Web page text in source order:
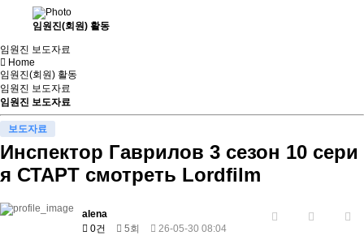
임원진(회원) 활동
임원진 보도자료
Home
임원진(회원) 활동
임원진 보도자료
임원진 보도자료
보도자료
Инспектор Гаврилов 3 сезон 10 сери
я СТАРТ смотреть Lordfilm
alena
0건
5회 26-05-30 08:04